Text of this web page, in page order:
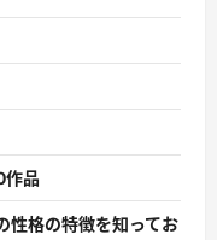
作品
性格の特徴を知ってお